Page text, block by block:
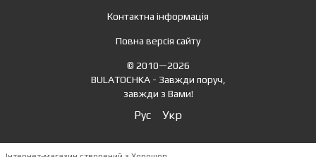
Контактна інформація
Повна версія сайту
© 2010—2026
BULATOCHKA - Завжди поруч,
завжди з Вами!
Рус Укр